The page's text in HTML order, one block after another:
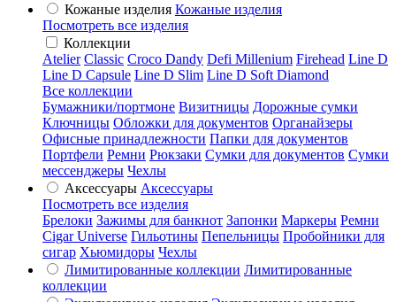
Кожаные изделия Кожаные изделия
Посмотреть все изделия
Коллекции
Atelier Classic Croco Dandy Defi Millenium Firehead Line D
Line D Capsule Line D Slim Line D Soft Diamond
Все коллекции
Бумажники/портмоне Визитницы Дорожные сумки
Ключницы Обложки для документов Органайзеры
Офисные принадлежности Папки для документов
Портфели Ремни Рюкзаки Сумки для документов Сумки
мессенджеры Чехлы
Аксессуары Аксессуары
Посмотреть все изделия
Брелоки Зажимы для банкнот Запонки Маркеры Ремни
Cigar Universe Гильотины Пепельницы Пробойники для
сигар Хьюмидоры Чехлы
Лимитированные коллекции Лимитированные
коллекции